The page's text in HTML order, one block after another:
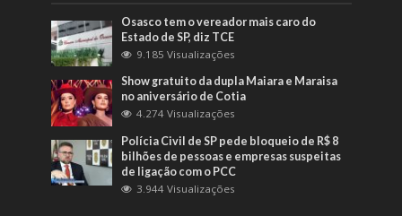
Osasco tem o vereador mais caro do
Estado de SP, diz TCE
9.185 Visualizações
Show gratuito da dupla Maiara e Maraisa
no aniversário de Cotia
4.274 Visualizações
Polícia Civil de SP pede bloqueio de R$ 8
bilhões de pessoas e empresas suspeitas
de ligação com o PCC
3.944 Visualizações